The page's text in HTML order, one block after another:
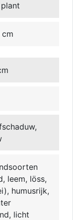
leem, löss,
humusrijk,
licht